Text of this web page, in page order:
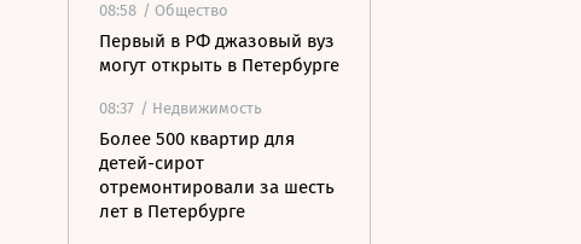
08:58 / Общество
Первый в РФ джазовый вуз
могут открыть в Петербурге
08:37 / Недвижимость
Более 500 квартир для
детей-сирот
отремонтировали за шесть
лет в Петербурге